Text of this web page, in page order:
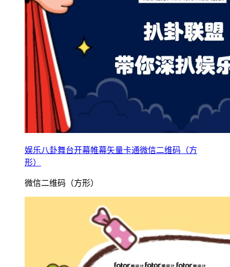
娱乐八卦舞台开幕帷幕矢量卡通微信二维码（方
形）
微信二维码（方形）